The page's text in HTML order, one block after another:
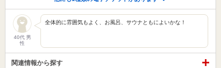
40代 男
性
全体的に雰囲気もよく、お風呂、サウナともによいかな！
関連情報から探す